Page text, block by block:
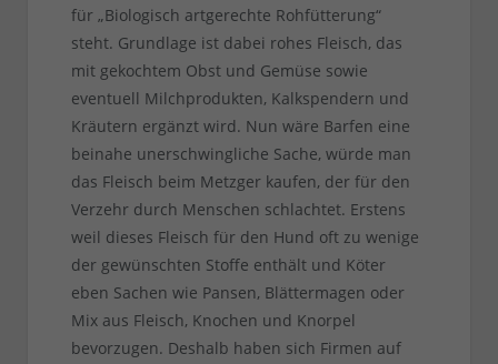
für „Biologisch artgerechte Rohfütterung“
steht. Grundlage ist dabei rohes Fleisch, das
mit gekochtem Obst und Gemüse sowie
eventuell Milchprodukten, Kalkspendern und
Kräutern ergänzt wird. Nun wäre Barfen eine
beinahe unerschwingliche Sache, würde man
das Fleisch beim Metzger kaufen, der für den
Verzehr durch Menschen schlachtet. Erstens
weil dieses Fleisch für den Hund oft zu wenige
der gewünschten Stoffe enthält und Köter
eben Sachen wie Pansen, Blättermagen oder
Mix aus Fleisch, Knochen und Knorpel
bevorzugen. Deshalb haben sich Firmen auf